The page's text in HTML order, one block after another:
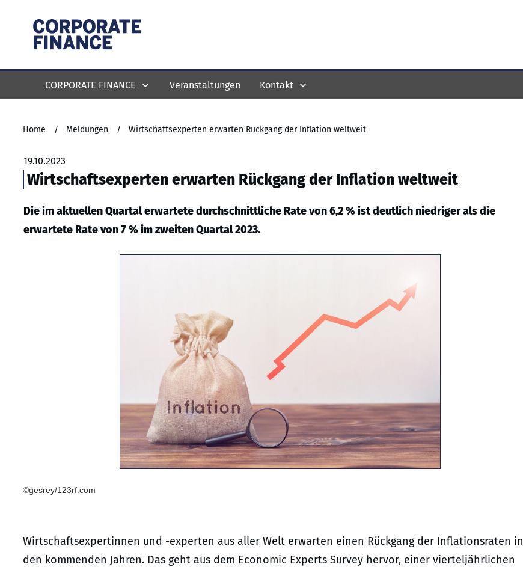
CORPORATE FINANCE Veranstaltungen Kontakt
Home / Meldungen / Wirtschaftsexperten erwarten Rückgang der Inflation weltweit
19.10.2023
Wirtschaftsexperten erwarten Rückgang der Inflation weltweit
Die im aktuellen Quartal erwartete durchschnittliche Rate von 6,2 % ist deutlich niedriger als die
erwartete Rate von 7 % im zweiten Quartal 2023.
©gesrey/123rf.com
Wirtschaftsexpertinnen und -experten aus aller Welt erwarten einen Rückgang der Inflationsraten in
den kommenden Jahren. Das geht aus dem Economic Experts Survey hervor, einer vierteljährlichen